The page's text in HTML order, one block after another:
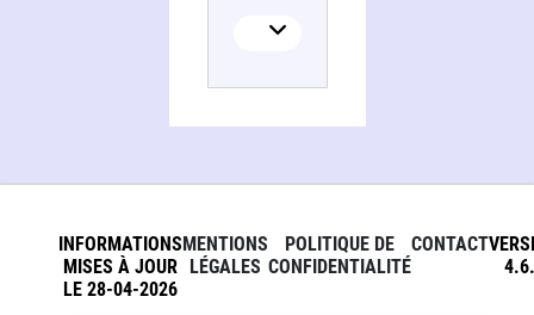
INFORMATIONS
MISES À JOUR
LE 28-04-2026
MENTIONS
LÉGALES
POLITIQUE DE
CONFIDENTIALITÉ
CONTACT